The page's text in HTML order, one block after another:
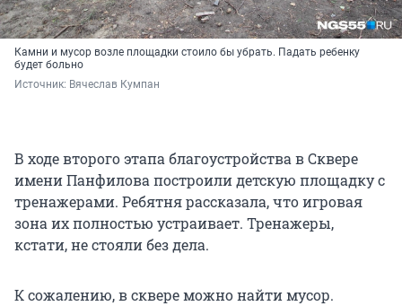
Камни и мусор возле площадки стоило бы убрать. Падать ребенку
будет больно
Источник: Вячеслав Кумпан
В ходе второго этапа благоустройства в Сквере
имени Панфилова построили детскую площадку с
тренажерами. Ребятня рассказала, что игровая
зона их полностью устраивает. Тренажеры,
кстати, не стояли без дела.
К сожалению, в сквере можно найти мусор.